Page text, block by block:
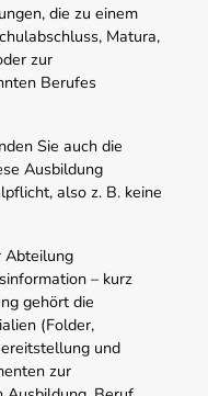
die zu einem
Matura,
zur
Berufes
Sie auch die
Ausbildung
also z. B. keine
Abteilung
– kurz
gehört die
(Folder,
und
zur